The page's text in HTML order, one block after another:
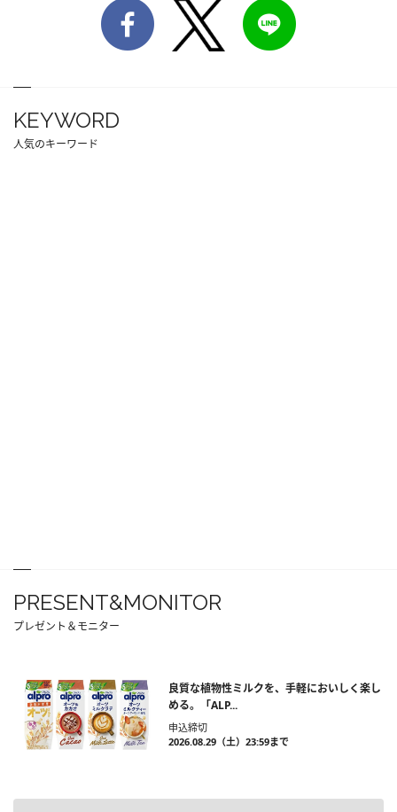
KEYWORD
人気のキーワード
PRESENT&MONITOR
プレゼント＆モニター
良質な植物性ミルクを、手軽においしく楽し
める。「ALP...
申込締切
2026.08.29（土）23:59まで